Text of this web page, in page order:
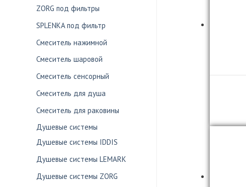
ZORG под фильтры
SPLENKA под фильтр
Смеситель нажимной
Смеситель шаровой
Смеситель сенсорный
Смеситель для душа
Смеситель для раковины
Душевые системы
Душевые системы IDDIS
Душевые системы LEMARK
Душевые системы ZORG